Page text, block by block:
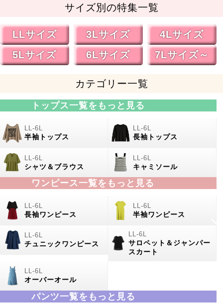
サイズ別の特集一覧
LLサイズ 3Lサイズ
4Lサイズ
5Lサイズ
6Lサイズ 7Lサイズ～
カテゴリー一覧
トップス一覧をもっと見る
半袖トップス 長袖トップス
シャツ＆ブラウス キャミソール
ワンピース一覧をもっと見る
長袖ワンピース 半袖ワンピース
チュニックワンピース
サロペット＆ジャンパー
スカート
オーバーオール
パンツ一覧をもっと見る